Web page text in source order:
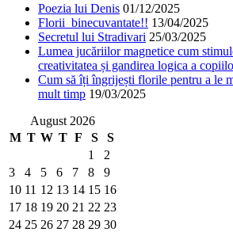
Poezia lui Denis 01/12/2025
Florii binecuvantate!! 13/04/2025
Secretul lui Stradivari 25/03/2025
Lumea jucăriilor magnetice cum
creativitatea și gandirea logica a
Cum să îți îngrijești florile pentru a le
mult timp 19/03/2025
August 2026
M T W T F S
S
1
2
3
4 5 6 7 8
9
10 11 12 13 14 15 16
17 18 19 20 21 22 23
24 25 26 27 28 29 30